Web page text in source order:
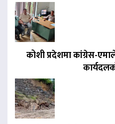
कोशी प्रदेशमा कांग्रेस-